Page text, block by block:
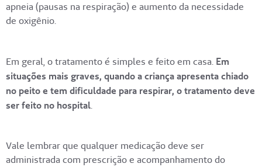
apneia (pausas na respiração) e aumento da necessidade
de oxigênio.
Em geral, o tratamento é simples e feito em casa. Em
situações mais graves, quando a criança apresenta chiado
no peito e tem dificuldade para respirar, o tratamento deve
ser feito no hospital.
Vale lembrar que qualquer medicação deve ser
administrada com prescrição e acompanhamento do